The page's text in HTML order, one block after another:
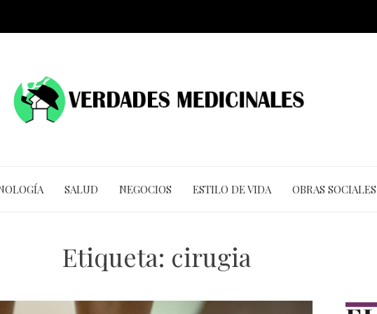
SALUD NEGOCIOS ESTILO DE VIDA OBRAS SOCIALES
Etiqueta: cirugia